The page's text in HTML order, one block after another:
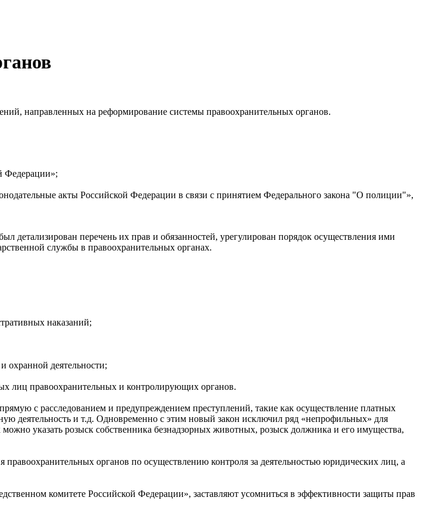
направленных на реформирование системы правоохранительных органов.
Федерации»;
акты Российской Федерации в связи с принятием Федерального закона "О полиции"»,
детализирован перечень их прав и обязанностей, урегулирован порядок осуществления ими
службы в правоохранительных органах.
наказаний;
охранной деятельности;
лиц правоохранительных и контролирующих органов.
с расследованием и предупреждением преступлений, такие как осуществление платных
деятельность и т.д. Одновременно с этим новый закон исключил ряд «непрофильных» для
указать розыск собственника безнадзорных животных, розыск должника и его имущества,
органов по осуществлению контроля за деятельностью юридических лиц, а
комитете Российской Федерации», заставляют усомниться в эффективности защиты прав